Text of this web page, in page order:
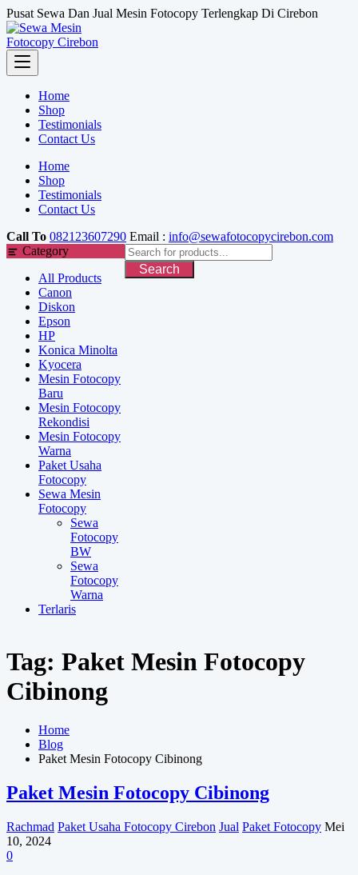
Skip
to
content
Pusat Sewa Dan Jual Mesin Fotocopy Terlengkap Di Cirebon
Home
Shop
Testimonials
Contact Us
Home
Shop
Testimonials
Contact Us
Call To 082123607290 Email : info@sewafotocopycirebon.com
Category
All Products
Canon
Diskon
Epson
HP
Konica Minolta
Kyocera
Mesin Fotocopy
Baru
Mesin Fotocopy
Rekondisi
Mesin Fotocopy
Warna
Paket Usaha
Fotocopy
Sewa Mesin
Fotocopy
Sewa
Fotocopy
BW
Sewa
Fotocopy
Warna
Terlaris
Search
Tag: Paket Mesin Fotocopy
Cibinong
Home
Blog
Paket Mesin Fotocopy Cibinong
Paket Mesin Fotocopy Cibinong
Rachmad Paket Usaha Fotocopy Cirebon Jual Paket Fotocopy Mei
10, 2024
0